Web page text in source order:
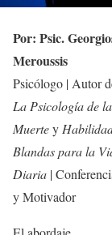
Por: Psic.
Meroussis
Psicólogo | Autor
La Psicología de la
Muertey
Blandas para la
Diaria |
y Motivador